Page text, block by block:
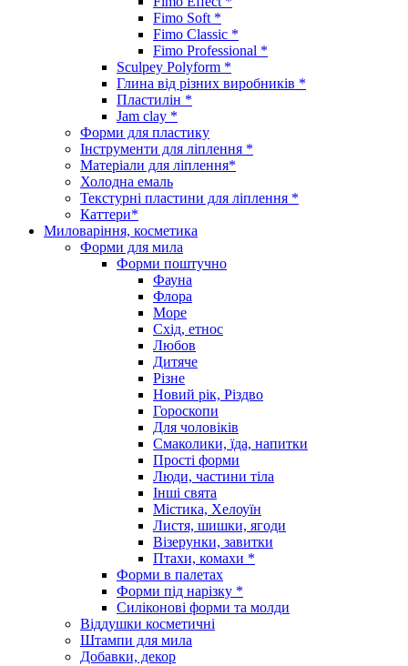
Fimo Soft *
Fimo Classic *
Fimo Professional *
Sculpey Polyform *
Глина від різних виробників *
Пластилін *
Jam clay *
Форми для пластику
Інструменти для ліплення *
Матеріали для ліплення*
Холодна емаль
Текстурні пластини для ліплення *
Каттери*
Миловаріння, косметика
Форми для мила
Форми поштучно
Фауна
Флора
Море
Схід, етнос
Любов
Дитяче
Різне
Новий рік, Різдво
Гороскопи
Для чоловіків
Смаколики, їда, напитки
Прості форми
Люди, частини тіла
Інші свята
Містика, Хелоуїн
Листя, шишки, ягоди
Візерунки, завитки
Птахи, комахи *
Форми в палетах
Форми під нарізку *
Силіконові форми та молди
Віддушки косметичні
Штампи для мила
Добавки, декор